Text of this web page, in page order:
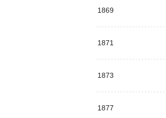
1869
1871
1873
1877